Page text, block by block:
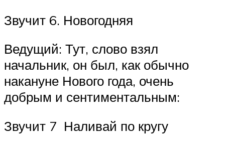
Звучит 6. Новогодняя
Ведущий: Тут, слово взял
начальник, он был, как обычно
накануне Нового года, очень
добрым и сентиментальным:
Звучит 7 Наливай по кругу